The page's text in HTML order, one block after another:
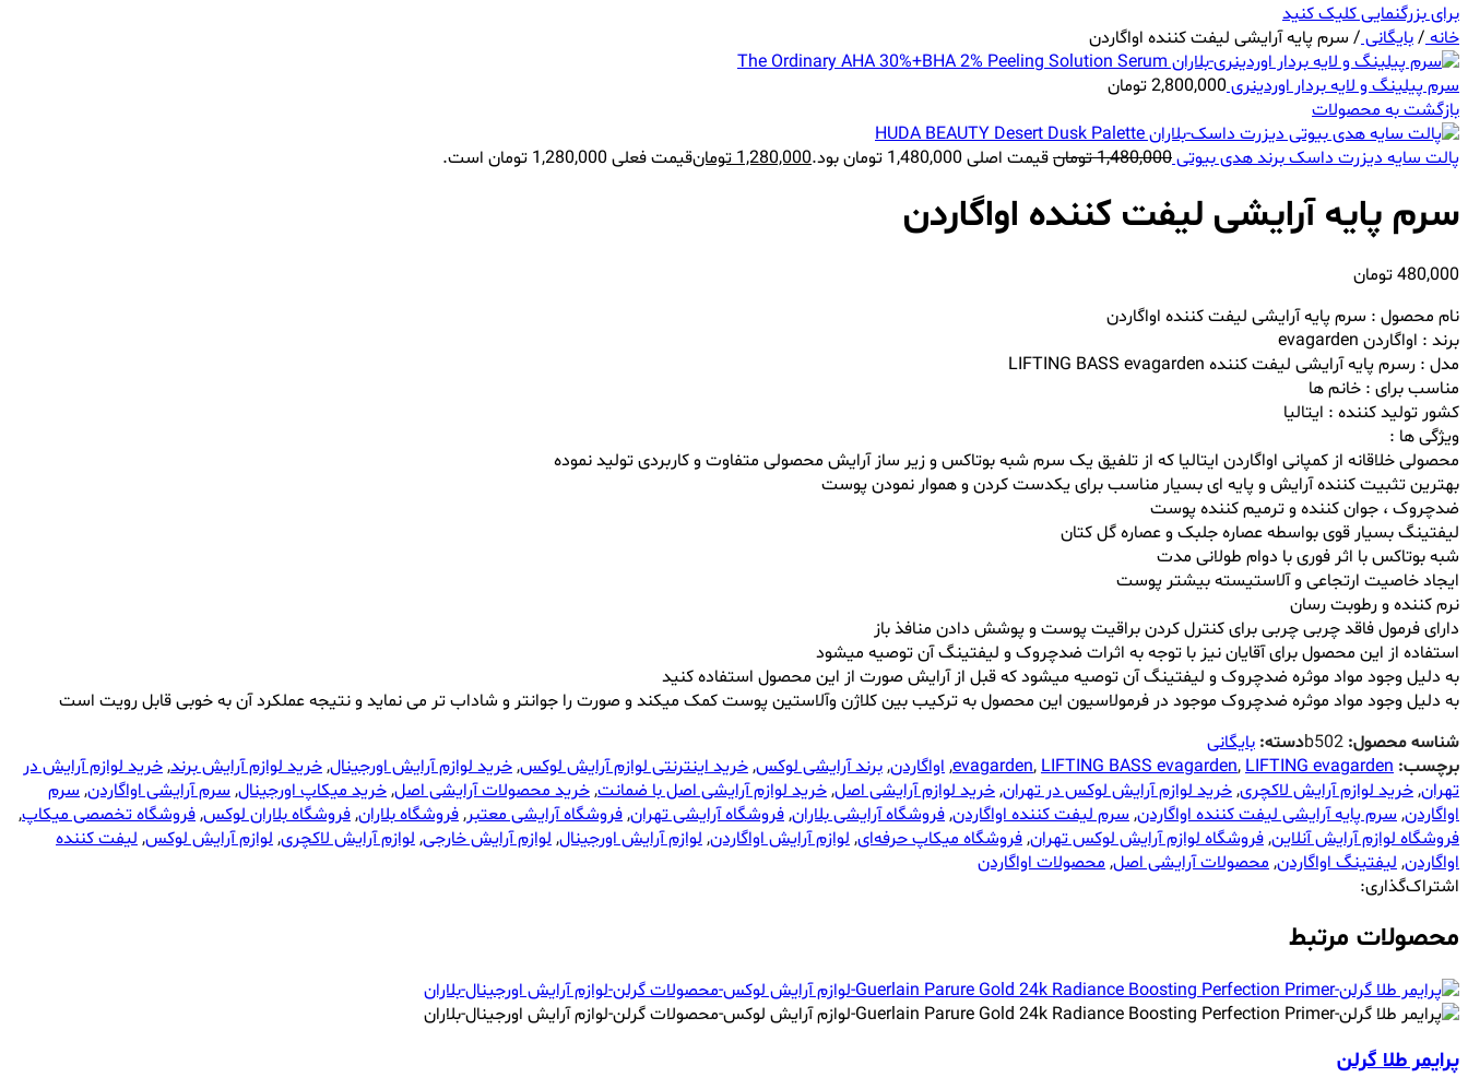
برای بزرگنمایی کلیک کنید
خانه/بایگانی/ سرم پایه آرایشی لیفت کننده اواگاردن
سرم پیلینگ و لایه بردار اوردینری2,800,000تومان
بازگشت به محصولات
پالت سایه دیزرت داسک برند هدی بیوتی1,480,000تومانقیمت اصلی 1,480,000 تومان بود. 1,280,000تومانقیمت فعلی 1,280,000 تومان است.
سرم پایه آرایشی لیفت کننده اواگاردن
480,000تومان
نام محصول : سرم پایه آرایشی لیفت کننده اواگاردن
برند : اواگاردن evagarden
مدل : رسرم پایه آرایشی لیفت کننده LIFTING BASS evagarden
مناسب برای : خانم ها
کشور تولید کننده : ایتالیا
ویژگی ها :
محصولی خلاقانه از کمپانی اواگاردن ایتالیا که از تلفیق یک سرم شبه بوتاکس و زیر ساز آرایش محصولی متفاوت و کاربردی تولید نموده
بهترین تثبیت کننده آرایش و پایه ای بسیار مناسب برای یکدست کردن و هموار نمودن پوست
ضدچروک ، جوان کننده و ترمیم کننده پوست
لیفتینگ بسیار قوی بواسطه عصاره جلبک و عصاره گل کتان
شبه بوتاکس با اثر فوری با دوام طولانی مدت
ایجاد خاصیت ارتجاعی و آلاستیسته بیشتر پوست
نرم کننده و رطوبت رسان
دارای فرمول فاقد چربی چربی برای کنترل کردن براقیت پوست و پوشش دادن منافذ باز
استفاده از این محصول برای آقایان نیز با توجه به اثرات ضدچروک و لیفتینگ آن توصیه میشود
به دلیل وجود مواد موثره ضدچروک و لیفتینگ آن توصیه میشود که قبل از آرایش صورت از این محصول استفاده کنید
به دلیل وجود مواد موثره ضدچروک موجود در فرمولاسیون این محصول به ترکیب بین کلاژن وآلاستین پوست کمک میکند و صورت را جوانتر و شاداب تر می نماید و نتیجه عملکرد آن به خوبی قابل رویت است
شناسه محصول: b502دسته: بایگانی
برچسب:
evagarden,LIFTING BASS evagarden,LIFTING evagarden
,اواگاردن,برند آرایشی لوکس,خرید اینترنتی لوازم آرایش لوکس,خرید لوازم آرایش اورجینال,خرید لوازم آرایش برند,خرید لوازم آرایش در
تهران,خرید لوازم آرایش لاکچری,خرید لوازم آرایش لوکس در تهران,خرید لوازم آرایشی اصل,خرید لوازم آرایشی اصل با ضمانت,خرید محصولات آرایشی اصل,خرید میکاپ اورجینال,سرم آرایشی اواگاردن,سرم
اواگاردن,سرم پایه آرایشی لیفت کننده اواگاردن,سرم لیفت کننده اواگاردن,فروشگاه آرایشی بلاران,فروشگاه آرایشی تهران,فروشگاه آرایشی معتبر,فروشگاه بلاران,فروشگاه بلاران لوکس,فروشگاه تخصصی میکاپ,
فروشگاه لوازم آرایش آنلاین,فروشگاه لوازم آرایش لوکس تهران,فروشگاه میکاپ حرفه‌ای,لوازم آرایش اواگاردن,لوازم آرایش اورجینال,لوازم آرایش خارجی,لوازم آرایش لاکچری,لوازم آرایش لوکس,لیفت کننده
اواگاردن,لیفتینگ اواگاردن,محصولات آرایشی اصل,محصولات اواگاردن
اشتراک‌گذاری:
محصولات مرتبط
پرایمر طلا گرلن